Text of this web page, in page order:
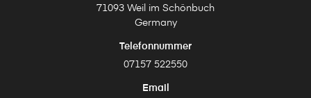
71093 Weil im Schönbuch
Germany
Telefonnummer
07157 522550
Email